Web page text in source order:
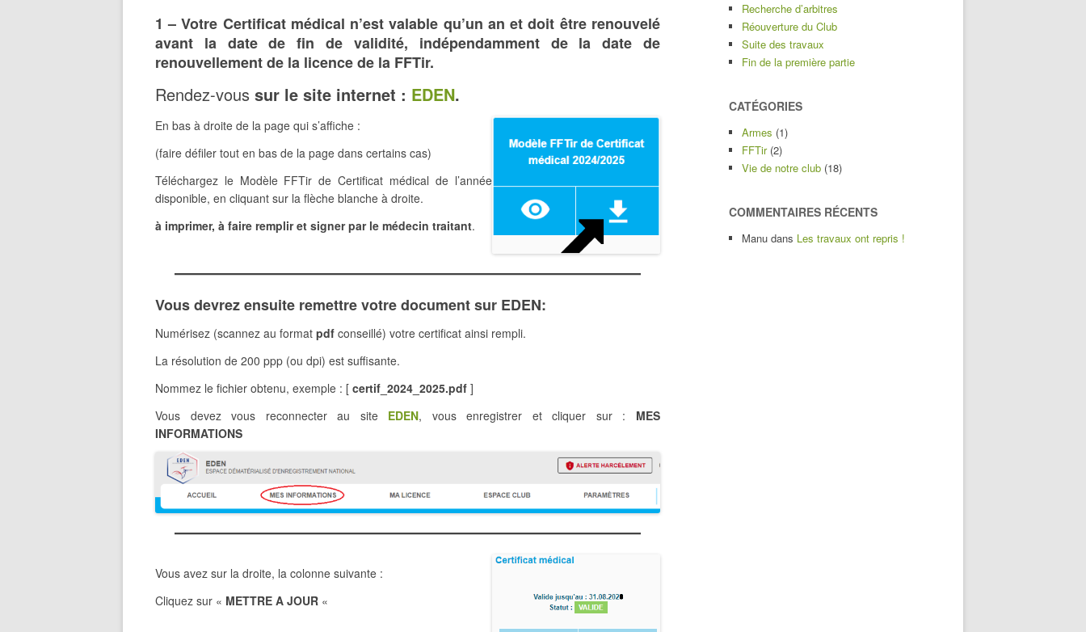
1 – Votre Certificat médical n’est valable qu’un an et doit être renouvelé
avant la date de fin de validité, indépendamment de la date de
renouvellement de la licence de la FFTir.
Rendez-vous sur le site internet : EDEN.
En bas à droite de la page qui s’affiche :
(faire défiler tout en bas de la page dans certains cas)
Téléchargez le Modèle FFTir de Certificat médical de l’année
disponible, en cliquant sur la flèche blanche à droite.
à imprimer, à faire remplir et signer par le médecin traitant.
Vous devrez ensuite remettre votre document sur EDEN:
Numérisez (scannez au format pdf conseillé) votre certificat ainsi rempli.
La résolution de 200 ppp (ou dpi) est suffisante.
Nommez le fichier obtenu, exemple : [ certif_2024_2025.pdf ]
Vous devez vous reconnecter au site EDEN, vous enregistrer et cliquer sur : MES
INFORMATIONS
Vous avez sur la droite, la colonne suivante :
Cliquez sur « METTRE A JOUR «
Recherche d’arbitres
Réouverture du Club
Suite des travaux
Fin de la première partie
CATÉGORIES
Armes (1)
FFTir(2)
Vie de notre club (18)
COMMENTAIRES RÉCENTS
Manu dans Les travaux ont repris !